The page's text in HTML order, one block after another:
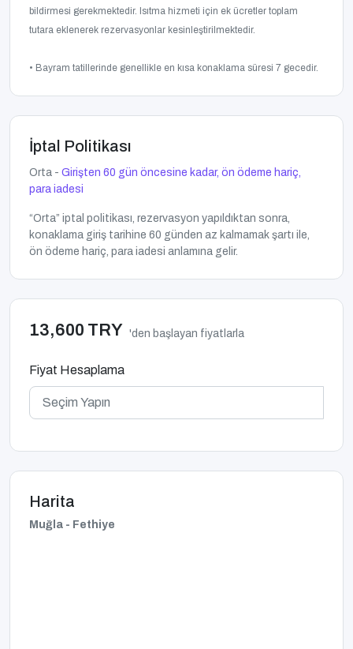
bildirmesi gerekmektedir. Isıtma hizmeti için ek ücretler toplam
tutara eklenerek rezervasyonlar kesinleştirilmektedir.
• Bayram tatillerinde genellikle en kısa konaklama süresi 7 gecedir.
İptal Politikası
Orta - Girişten 60 gün öncesine kadar, ön ödeme hariç,
para iadesi
“Orta” iptal politikası, rezervasyon yapıldıktan sonra,
konaklama giriş tarihine 60 günden az kalmamak şartı ile,
ön ödeme hariç, para iadesi anlamına gelir.
13,600 TRY 'den başlayan fiyatlarla
Fiyat Hesaplama
Harita
Muğla - Fethiye